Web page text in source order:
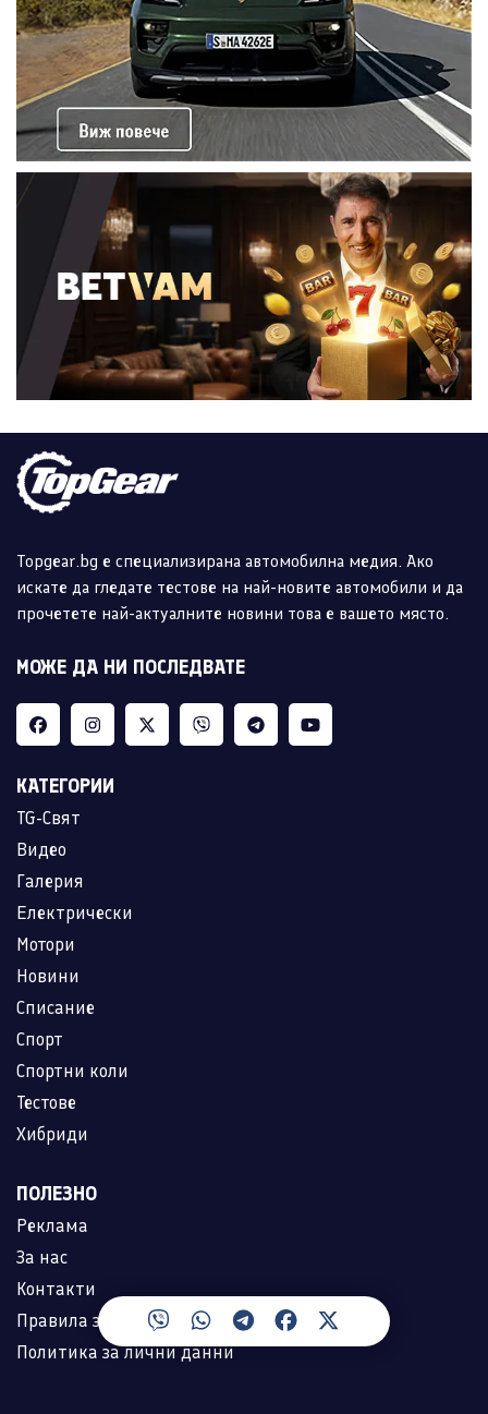
Topgear.bg е специализирана автомобилна медия. Ако
искате да гледате тестове на най-новите автомобили и да
прочетете най-актуалните новини това е вашето място.
МОЖЕ ДА НИ ПОСЛЕДВАТЕ
КАТЕГОРИИ
TG-Свят
Видео
Галерия
Електрически
Мотори
Новини
Списание
Спорт
Спортни коли
Тестове
Хибриди
ПОЛЕЗНО
Реклама
За нас
Контакти
Правила за ползване
Политика за лични данни